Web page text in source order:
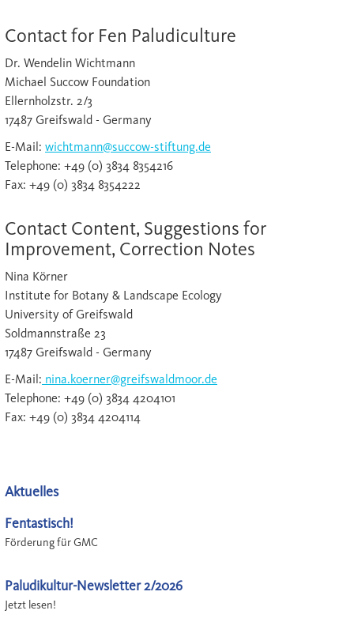
Contact for Fen Paludiculture
Dr. Wendelin Wichtmann
Michael Succow Foundation
Ellernholzstr. 2/3
17487 Greifswald - Germany
E-Mail: wichtmann@succow-stiftung.de
Telephone: +49 (0) 3834 8354216
Fax: +49 (0) 3834 8354222
Contact Content, Suggestions for
Improvement, Correction Notes
Nina Körner
Institute for Botany & Landscape Ecology
University of Greifswald
Soldmannstraße 23
17487 Greifswald - Germany
E-Mail: nina.koerner@greifswaldmoor.de
Telephone: +49 (0) 3834 4204101
Fax: +49 (0) 3834 4204114
Aktuelles
Fentastisch!
Förderung für GMC
Paludikultur-Newsletter 2/2026
Jetzt lesen!